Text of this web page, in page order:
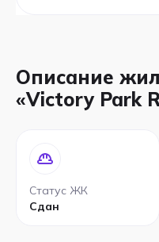
Описание
«Victory Park
Статус ЖК
Сдан